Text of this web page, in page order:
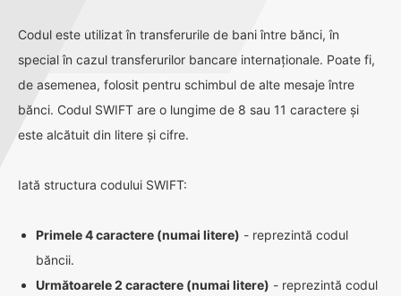
Codul este utilizat în transferurile de bani între bănci, în
special în cazul transferurilor bancare internaționale. Poate fi,
de asemenea, folosit pentru schimbul de alte mesaje între
bănci. Codul SWIFT are o lungime de 8 sau 11 caractere și
este alcătuit din litere și cifre.
Iată structura codului SWIFT:
Primele 4 caractere (numai litere) - reprezintă codul
băncii.
Următoarele 2 caractere (numai litere) - reprezintă codul